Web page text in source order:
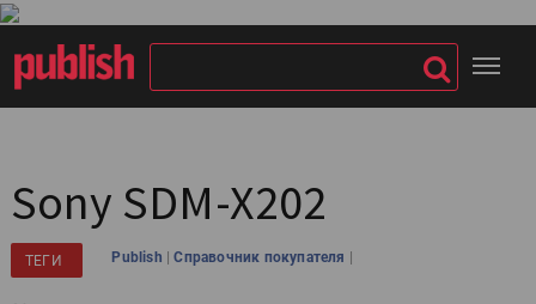
Sony SDM-X202
ТЕГИ Publish |Справочник покупателя |